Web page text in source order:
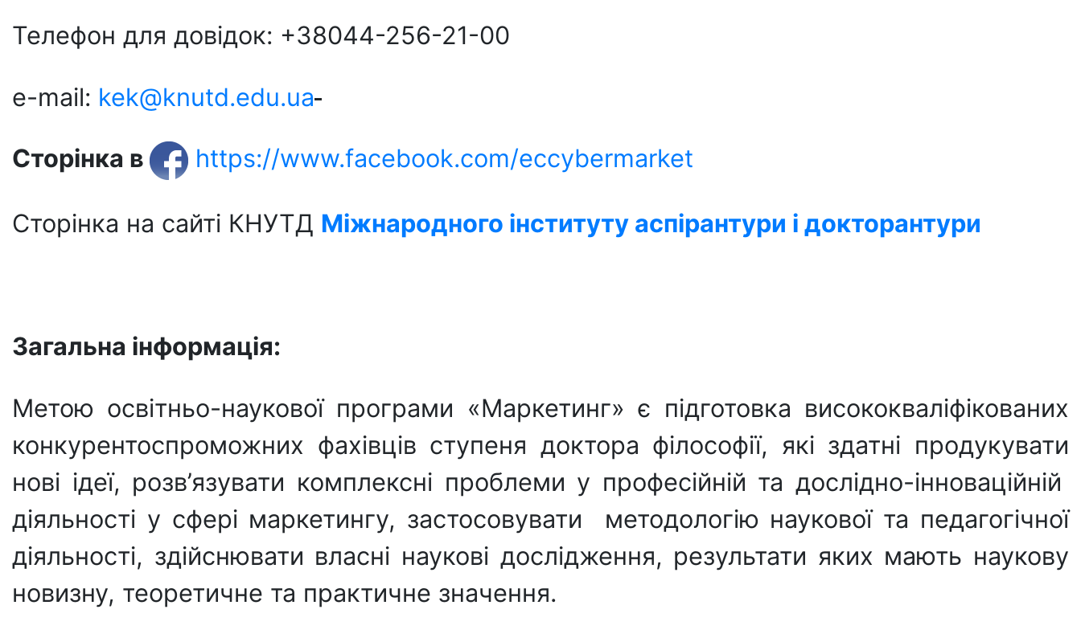
Телефон для довідок: +38044-256-21-00
e-mail: kek@knutd.edu.ua
Сторінка в https://www.facebook.com/eccybermarket
Сторінка на сайті КНУТД Міжнародного інституту аспірантури і докторантури
Загальна інформація:
Метою освітньо-наукової програми «Маркетинг» є підготовка висококваліфікованих
конкурентоспроможних фахівців ступеня доктора філософії, які здатні продукувати
нові ідеї, розв’язувати комплексні проблеми у професійній та дослідно-інноваційній
діяльності у сфері маркетингу, застосовувати методологію наукової та педагогічної
діяльності, здійснювати власні наукові дослідження, результати яких мають наукову
новизну, теоретичне та практичне значення.